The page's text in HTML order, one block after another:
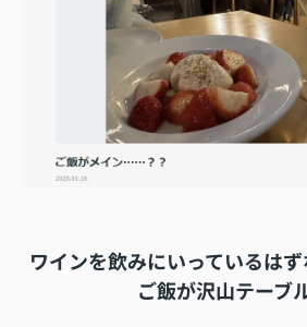
ワインを飲みにいっているは
ご飯が沢山テーブ